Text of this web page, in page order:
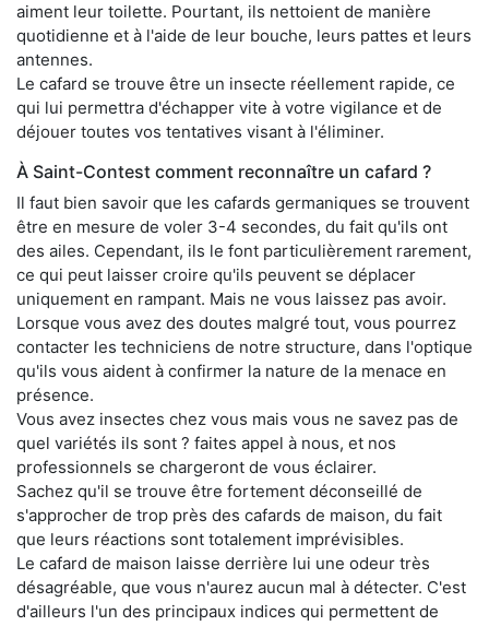
aiment leur toilette. Pourtant, ils nettoient de manière
quotidienne et à l'aide de leur bouche, leurs pattes et leurs
antennes.
Le cafard se trouve être un insecte réellement rapide, ce
qui lui permettra d'échapper vite à votre vigilance et de
déjouer toutes vos tentatives visant à l'éliminer.
À Saint-Contest comment reconnaître un cafard ?
Il faut bien savoir que les cafards germaniques se trouvent
être en mesure de voler 3-4 secondes, du fait qu'ils ont
des ailes. Cependant, ils le font particulièrement rarement,
ce qui peut laisser croire qu'ils peuvent se déplacer
uniquement en rampant. Mais ne vous laissez pas avoir.
Lorsque vous avez des doutes malgré tout, vous pourrez
contacter les techniciens de notre structure, dans l'optique
qu'ils vous aident à confirmer la nature de la menace en
présence.
Vous avez insectes chez vous mais vous ne savez pas de
quel variétés ils sont ? faites appel à nous, et nos
professionnels se chargeront de vous éclairer.
Sachez qu'il se trouve être fortement déconseillé de
s'approcher de trop près des cafards de maison, du fait
que leurs réactions sont totalement imprévisibles.
Le cafard de maison laisse derrière lui une odeur très
désagréable, que vous n'aurez aucun mal à détecter. C'est
d'ailleurs l'un des principaux indices qui permettent de